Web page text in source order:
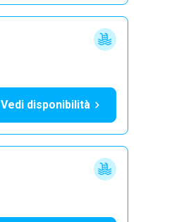
Vedi disponibilità